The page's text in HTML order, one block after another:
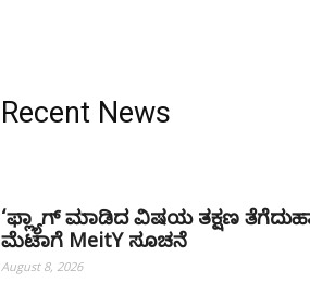
Recent News
‘ಫ್ಲ್ಯಾಗ್ ಮಾಡಿದ ವಿಷಯ ತಕ್ಷಣ
ಮೆಟಾಗೆ MeitY ಸೂಚನೆ
August 8, 2026